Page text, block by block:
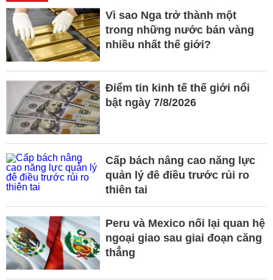
Vì sao Nga trở thành một
trong những nước bán vàng
nhiều nhất thế giới?
Điểm tin kinh tế thế giới nổi
bật ngày 7/8/2026
Cấp bách nâng cao năng lực
quản lý đê điều trước rủi ro
thiên tai
Peru và Mexico nối lại quan hệ
ngoại giao sau giai đoạn căng
thẳng